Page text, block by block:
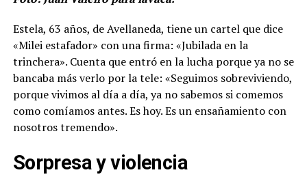
Estela, 63 años, de Avellaneda, tiene un cartel que dice
«Milei estafador» con una firma: «Jubilada en la
trinchera». Cuenta que entró en la lucha porque ya no se
bancaba más verlo por la tele: «Seguimos sobreviviendo,
porque vivimos al día a día, ya no sabemos si comemos
como comíamos antes. Es hoy. Es un ensañamiento con
nosotros tremendo».
Sorpresa y violencia